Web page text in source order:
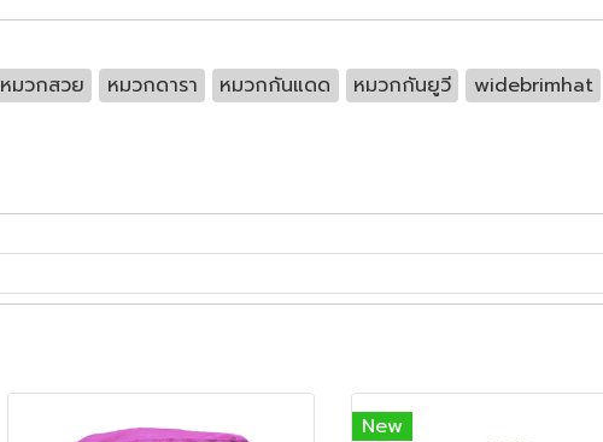
หมวกสวย หมวกดารา หมวกกันแดด หมวกกันยูวี widebrimhat
New